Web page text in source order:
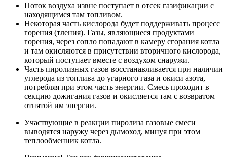
Поток воздуха извне поступает в отсек газификации с
находящимся там топливом.
Некоторая часть кислорода будет поддерживать процесс
горения (тления). Газы, являющиеся продуктами
горения, через сопло попадают в камеру сгорания котла
и там окисляются в присутствии вторичного кислорода,
который поступает вместе с воздухом снаружи.
Часть пиролизных газов восстанавливается при наличии
углерода из топлива до угарного газа и окиси азота,
потребляя при этом часть энергии. Смесь проходит в
секцию дожигания газов и окисляется там с возвратом
отнятой им энергии.
Участвующие в реакции пиролиза газовые смеси
выводятся наружу через дымоход, минуя при этом
теплообменник котла.